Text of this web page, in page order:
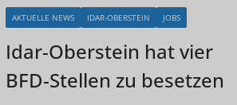
AKTUELLE NEWS IDAR-OBERSTEIN JOBS
Idar-Oberstein hat vier
BFD-Stellen zu besetzen